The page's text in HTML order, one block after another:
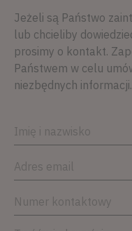
Jeżeli są Państwo
lub chcieliby
prosimy o kontakt.
Państwem w celu
niezbędnych informacji.